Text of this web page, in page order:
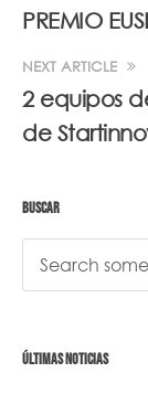
PREMIO
NEXT ARTICLE
2 equipos
de
BUSCAR
ÚLTIMAS NOTICIAS